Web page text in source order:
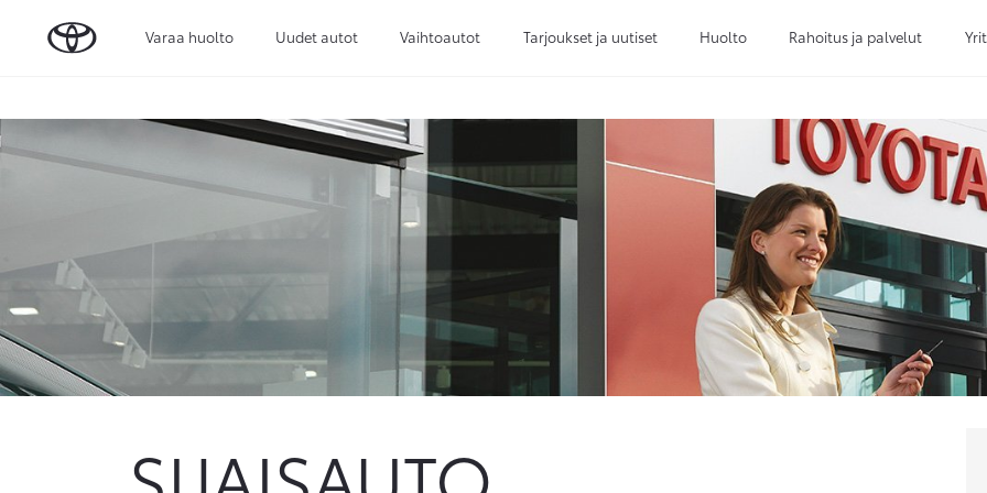
Varaa huolto Uudet autot Vaihtoautot Tarjoukset ja uutiset Huolto Rahoitus ja palvelut